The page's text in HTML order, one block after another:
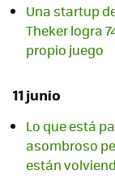
Una startup
Theker logra
propio juego
11 junio
Lo que está
asombroso
están